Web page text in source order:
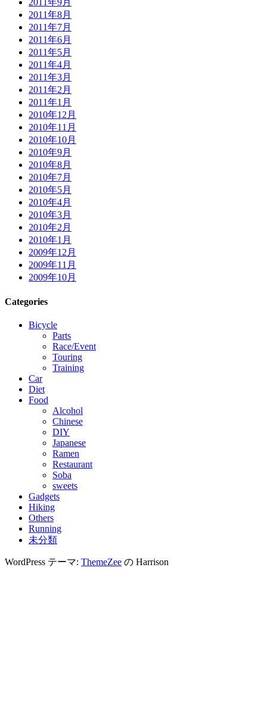
2011年8月
2011年7月
2011年6月
2011年5月
2011年4月
2011年3月
2011年2月
2011年1月
2010年12月
2010年11月
2010年10月
2010年9月
2010年8月
2010年7月
2010年5月
2010年4月
2010年3月
2010年2月
2010年1月
2009年12月
2009年11月
2009年10月
Categories
Bicycle
Parts
Race/Event
Touring
Training
Car
Diet
Food
Alcohol
Chinese
DIY
Japanese
Ramen
Restaurant
Soba
sweets
Gadgets
Hiking
Others
Running
未分類
WordPress テーマ: ThemeZee の Harrison